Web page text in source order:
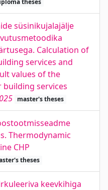
theses
süsinikujalajälje
Calculation of
services and
values of the
services
master's theses
Thermodynamic
CHP
theses
keevkihiga